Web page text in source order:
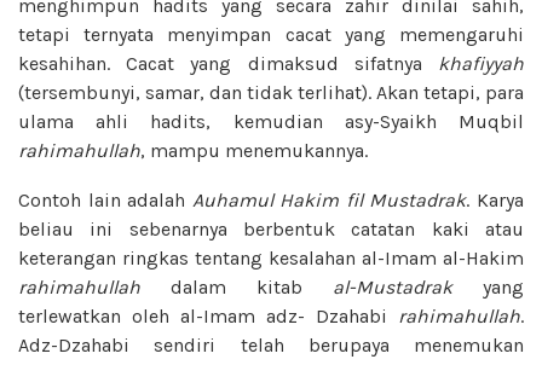
menghimpun hadits yang secara zahir dinilai sahih,
tetapi ternyata menyimpan cacat yang memengaruhi
kesahihan. Cacat yang dimaksud sifatnya
khafiyyah
(tersembunyi, samar, dan tidak terlihat). Akan tetapi, para
ulama ahli hadits, kemudian asy-Syaikh Muqbil
rahimahullah, mampu menemukannya.
Contoh lain adalah Auhamul Hakim fil Mustadrak. Karya
beliau ini sebenarnya berbentuk catatan kaki atau
keterangan ringkas tentang kesalahan al-Imam al-Hakim
rahimahullah dalam kitab al-Mustadrak yang
terlewatkan oleh al-Imam adz- Dzahabi
rahimahullah.
Adz-Dzahabi sendiri telah berupaya menemukan